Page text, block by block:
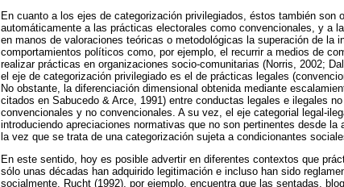
En cuanto a los ejes de categorización privilegiados, éstos también son
automáticamente a las prácticas electorales como convencionales, y a
en manos de valoraciones teóricas o metodológicas la superación de la
comportamientos políticos como, por ejemplo, el recurrir a medios de
realizar prácticas en organizaciones socio-comunitarias (Norris, 2002;
el eje de categorización privilegiado es el de prácticas legales
No obstante, la diferenciación dimensional obtenida mediante
citados en Sabucedo & Arce, 1991) entre conductas legales e ilegales
convencionales y no convencionales. A su vez, el eje categorial legal-
introduciendo apreciaciones normativas que no son pertinentes desde
la vez que se trata de una categorización sujeta a condicionantes
En este sentido, hoy es posible advertir en diferentes contextos que
sólo unas décadas han adquirido legitimación e incluso han sido
socialmente. Rucht (1992), por ejemplo, encuentra que las sentadas,